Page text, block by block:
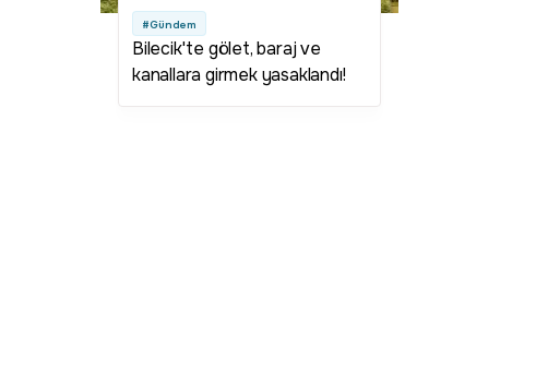
#Gündem
Bilecik'te gölet, baraj ve
kanallara girmek yasaklandı!